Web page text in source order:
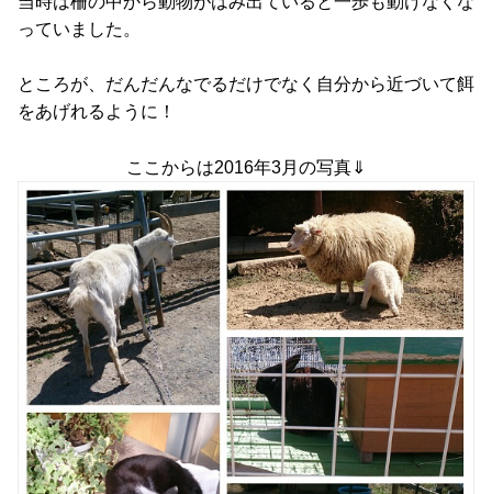
っていました。
ところが、だんだんなでるだけでなく自分から近づいて餌
をあげれるように！
ここからは2016年3月の写真⇓